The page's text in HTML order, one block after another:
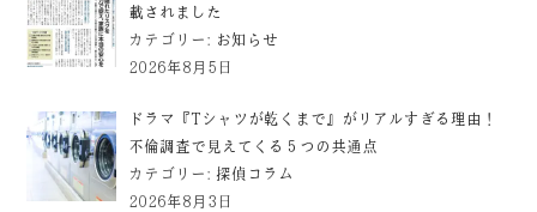
載されました
カテゴリー: お知らせ
2026年8月5日
ドラマ『Tシャツが乾くまで』がリアルすぎる理由！
不倫調査で見えてくる５つの共通点
カテゴリー:探偵コラム
2026年8月3日